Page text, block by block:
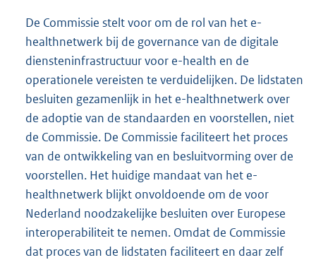
De Commissie stelt voor om de rol van het e-
healthnetwerk bij de governance van de digitale
diensteninfrastructuur voor e-health en de
operationele vereisten te verduidelijken. De lidstaten
besluiten gezamenlijk in het e-healthnetwerk over
de adoptie van de standaarden en voorstellen, niet
de Commissie. De Commissie faciliteert het proces
van de ontwikkeling van en besluitvorming over de
voorstellen. Het huidige mandaat van het e-
healthnetwerk blijkt onvoldoende om de voor
Nederland noodzakelijke besluiten over Europese
interoperabiliteit te nemen. Omdat de Commissie
dat proces van de lidstaten faciliteert en daar zelf